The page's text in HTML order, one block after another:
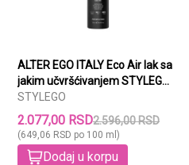
ALTER EGO ITALY Eco Air lak sa
jakim učvršćivanjem STYLEGO
320ml
STYLEGO
2.077,00 RSD2.596,00 RSD
(649,06 RSD po 100 ml)
Dodaj u korpu